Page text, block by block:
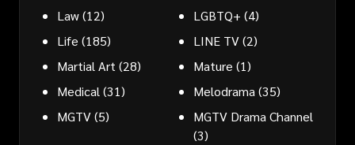
Law(12) LGBTQ+ (4)
Life (185) LINE TV(2)
Martial Art(28) Mature (1)
Medical(31) Melodrama(35)
MGTV(5)
MGTV Drama Channel
(3)